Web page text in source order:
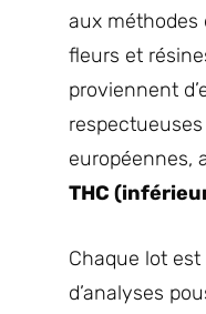
aux méthodes
fleurs et
proviennent
européennes,
THC
Chaque lot
d’analyses